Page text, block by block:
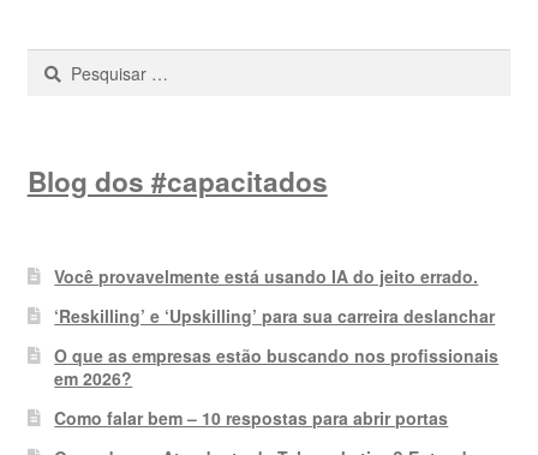
Pesquisar
por:
Blog dos #capacitados
Você provavelmente está usando IA do jeito errado.
‘Reskilling’ e ‘Upskilling’ para sua carreira deslanchar
O que as empresas estão buscando nos profissionais
em 2026?
Como falar bem – 10 respostas para abrir portas